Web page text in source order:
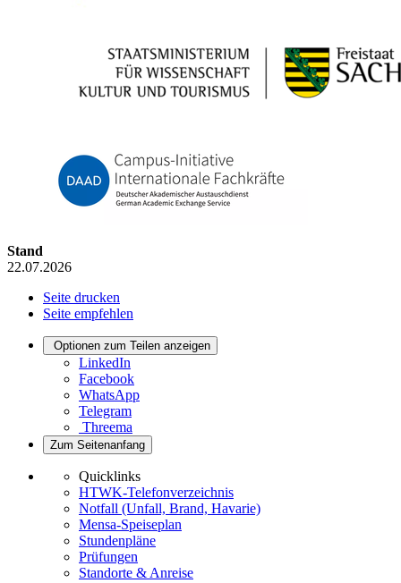
Stand
22.07.2026
Seite drucken
Seite empfehlen
Optionen zum Teilen anzeigen
LinkedIn
Facebook
WhatsApp
Telegram
Threema
Zum Seitenanfang
Quicklinks
HTWK-Telefonverzeichnis
Notfall (Unfall, Brand, Havarie)
Mensa-Speiseplan
Stundenpläne
Prüfungen
Standorte & Anreise